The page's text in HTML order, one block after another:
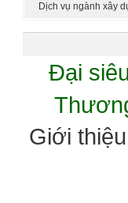
Dịch vụ ngành xây
Đại
Giới